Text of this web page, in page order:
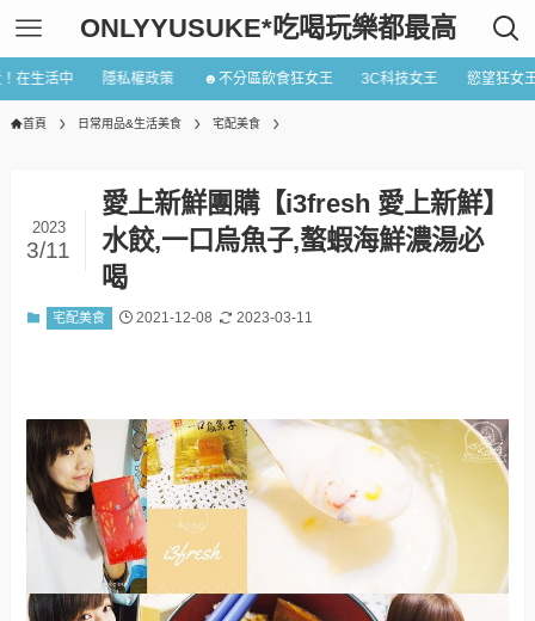
ONLYYUSUKE*吃喝玩樂都最高
在生活中 隱私權政策 ☻不分區飲食狂女王 3C科技女王 慾望狂女
首頁 日常用品&生活美食 宅配美食
愛上新鮮團購【i3fresh 愛上新鮮】
水餃,一口烏魚子,螯蝦海鮮濃湯必
喝
2023
3/11
宅配美食 2021-12-08 2023-03-11